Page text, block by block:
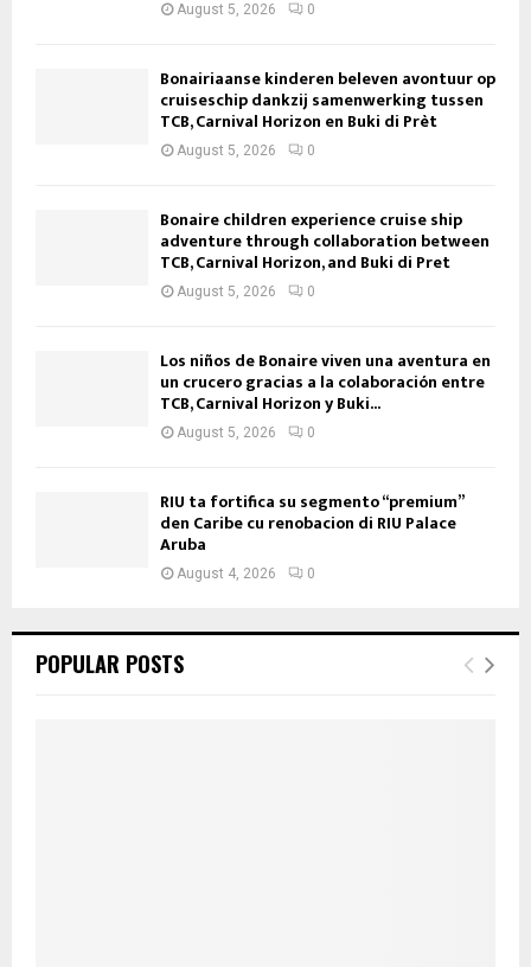
August 5, 2026 0
Bonairiaanse kinderen beleven avontuur op
cruiseschip dankzij samenwerking tussen
TCB, Carnival Horizon en Buki di Prèt
August 5, 2026 0
Bonaire children experience cruise ship
adventure through collaboration between
TCB, Carnival Horizon, and Buki di Pret
August 5, 2026 0
Los niños de Bonaire viven una aventura en
un crucero gracias a la colaboración entre
TCB, Carnival Horizon y Buki...
August 5, 2026 0
RIU ta fortifica su segmento “premium”
den Caribe cu renobacion di RIU Palace
Aruba
August 4, 2026 0
POPULAR POSTS